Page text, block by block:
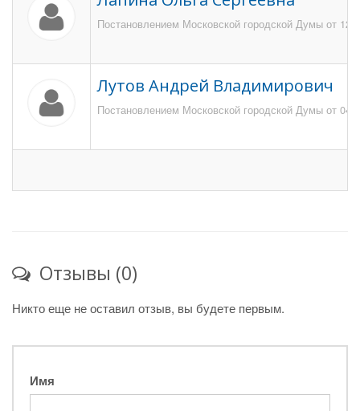
Постановлением Московской городской Думы от
Лутов Андрей Владимирович
Постановлением Московской городской Думы от 04
Отзывы (0)
Никто еще не оставил отзыв, вы будете первым.
Имя